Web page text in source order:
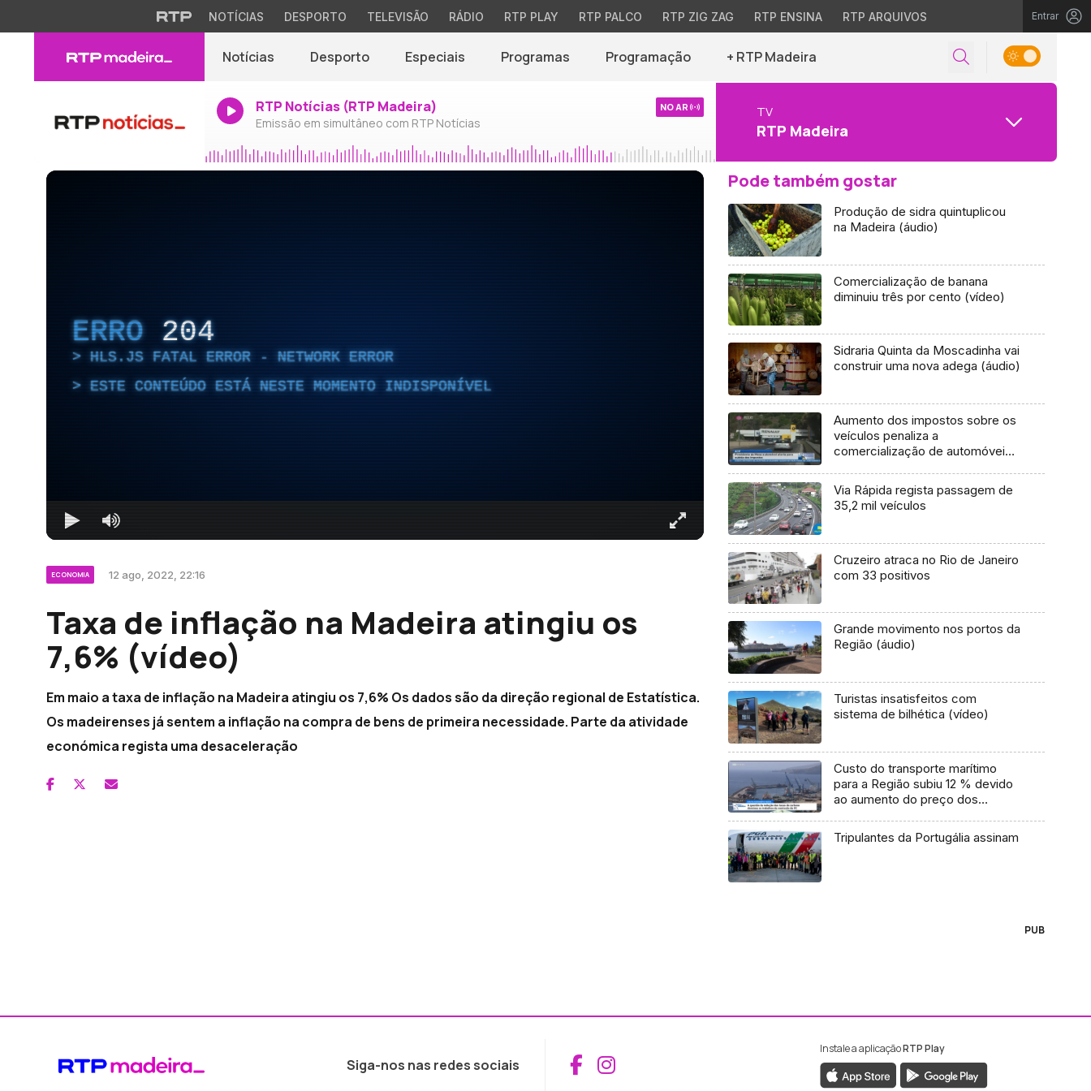
NOTÍCIAS DESPORTO TELEVISÃO RÁDIO RTP PLAY RTP PALCO RTP ZIG ZAG RTP ENSINA RTP ARQUIVOS Entrar
Notícias Desporto Especiais Programas Programação + RTP Madeira
RTP Notícias (RTP Madeira)
Emissão em simultâneo com RTP Notícias
NO AR TV
RTP Madeira
ERRO 204
HLS.JS FATAL ERROR - NETWORK ERROR
ESTE CONTEÚDO ESTÁ NESTE MOMENTO INDISPONÍVEL
ECONOMIA 12 ago, 2022, 22:16
Taxa de inflação na Madeira atingiu os
7,6% (vídeo)
Em maio a taxa de inflação na Madeira atingiu os 7,6% Os dados são da direção regional de Estatística.
Os madeirenses já sentem a inflação na compra de bens de primeira necessidade. Parte da atividade
económica regista uma desaceleração
Pode também gostar
Produção de sidra quintuplicou
na Madeira (áudio)
Comercialização de banana
diminuiu três por cento (vídeo)
Sidraria Quinta da Moscadinha vai
construir uma nova adega (áudio)
Aumento dos impostos sobre os
veículos penaliza a
comercialização de automóveis
Via Rápida regista passagem de
35,2 mil veículos
Cruzeiro atraca no Rio de Janeiro
com 33 positivos
Grande movimento nos portos da
Região (áudio)
Turistas insatisfeitos com
sistema de bilhética (vídeo)
Custo do transporte marítimo
para a Região subiu 12 % devido
ao aumento do preço dos
Tripulantes da Portugália assinam
PUB
Siga-nos nas redes sociais Aceder ao Facebook da RTP Madeira
Aceder ao Instagram da RTP Madeira
Instale a aplicaçãoRTP Play